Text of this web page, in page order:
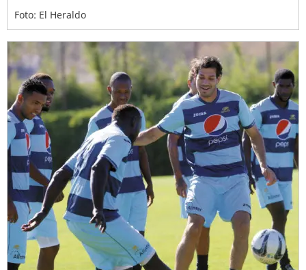
Foto: El Heraldo